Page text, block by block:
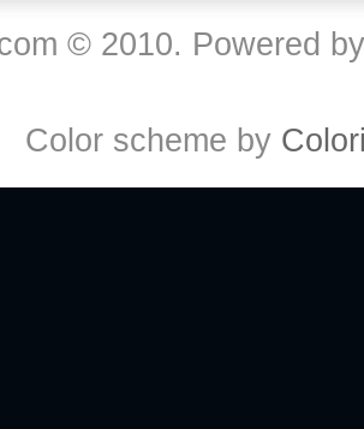
! Je me fais un petit après
© 2010. Powered
Color scheme by